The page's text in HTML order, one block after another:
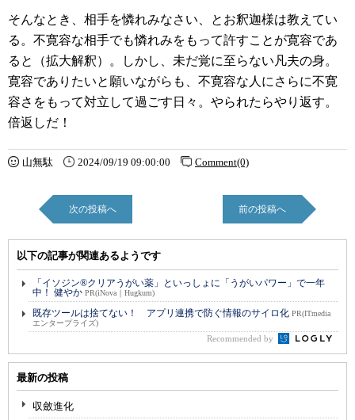
そんなとき、相手を憐れみなさい、とお釈迦様は教えてい
る。不寛容な相手でも憐れみをもって許すことが寛容であ
ると（拡大解釈）。しかし、未だ覚に至らない凡夫の身。
寛容でありたいと願いながらも、不寛容な人にさらに不寛
容さをもって対立して過ごす日々。やられたらやり返す。
倍返しだ！
山無駄 2024/09/19 09:00:00 Comment(0)
次の投稿へ 前の投稿へ
以下の記事が関連あるようです
「イソジン®クリアうがい薬」といっしょに「うがいパワー」で一年
中！ 健やか PR(iNova｜Hugkum)
既存ツールは捨てない！ アプリ連携で防ぐ情報のサイロ化 PR(ITmedia
エンタープライズ)
Recommended by
最新の投稿
収斂進化